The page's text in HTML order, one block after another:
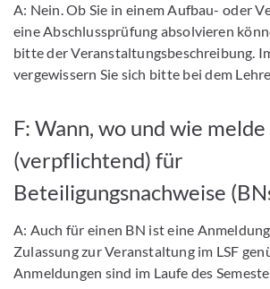
A: Nein. Ob Sie in einem Aufbau- oder
eine Abschlussprüfung absolvieren
bitte der Veranstaltungsbeschreibung.
vergewissern Sie sich bitte bei dem
F: Wann, wo und wie
(verpflichtend) für
Beteiligungsnachweise
A: Auch für einen BN ist eine
Zulassung zur Veranstaltung im LSF
Anmeldungen sind im Laufe des